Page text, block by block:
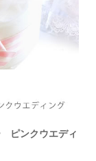
ピンクウエディ